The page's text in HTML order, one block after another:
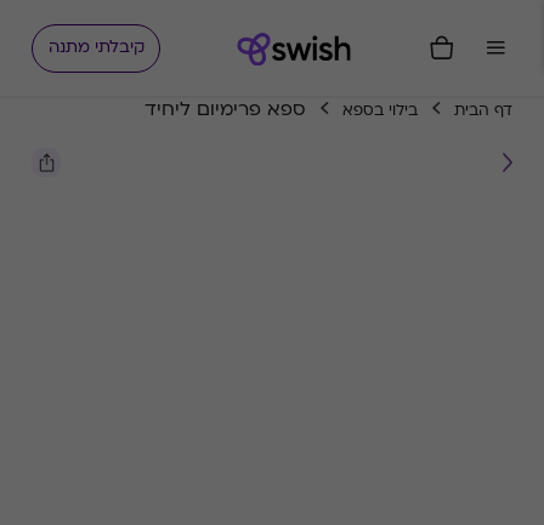
קיבלתי מתנה
דף הבית בילוי בספא ספא פרימיום ליחיד